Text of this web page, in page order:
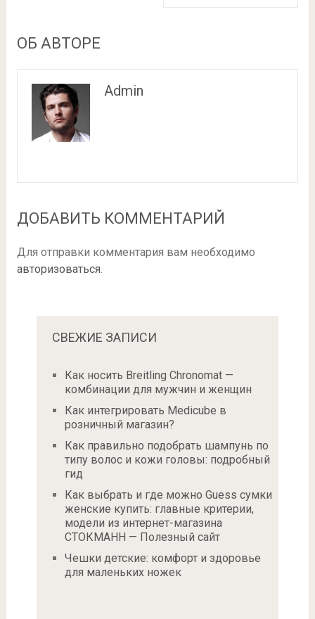
ОБ АВТОРЕ
Admin
ДОБАВИТЬ КОММЕНТАРИЙ
Для отправки комментария вам необходимо
авторизоваться.
СВЕЖИЕ ЗАПИСИ
Как носить Breitling Chronomat —
комбинации для мужчин и женщин
Как интегрировать Medicube в
розничный магазин?
Как правильно подобрать шампунь по
типу волос и кожи головы: подробный
гид
Как выбрать и где можно Guess сумки
женские купить: главные критерии,
модели из интернет-магазина
СТОКМАНН — Полезный сайт
Чешки детские: комфорт и здоровье
для маленьких ножек